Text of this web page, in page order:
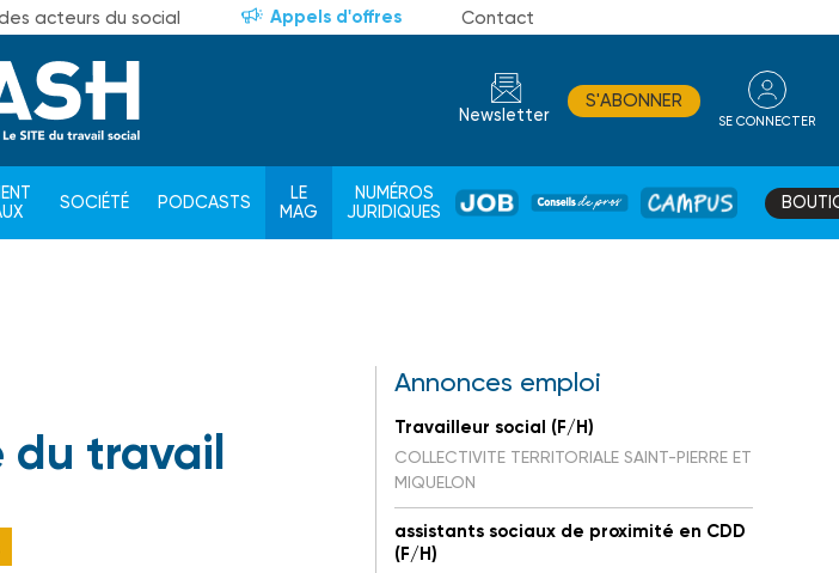
acteurs du social Appels d'offres Contact
Newsletter
S'ABONNER
SE CONNECTER
SOCIÉTÉ PODCASTS
LE
MAG
NUMÉROS
JURIDIQUES
JOB
DE
CAMPUS
du travail
Annonces emploi
Travailleur social (F/H)
COLLECTIVITE TERRITORIALE SAINT-PIERRE ET
MIQUELON
assistants sociaux de proximité en CDD
(F/H)